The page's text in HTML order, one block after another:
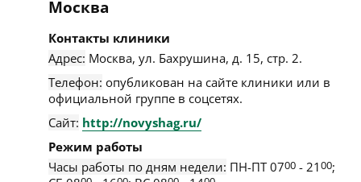
Москва
Контакты клиники
Адрес: Москва, ул. Бахрушина, д. 15, стр. 2.
Телефон: опубликован на сайте клиники или в
официальной группе в соцсетях.
Сайт: http://novyshag.ru/
Режим работы
Часы работы по дням недели: ПН-ПТ 0700 - 2100;